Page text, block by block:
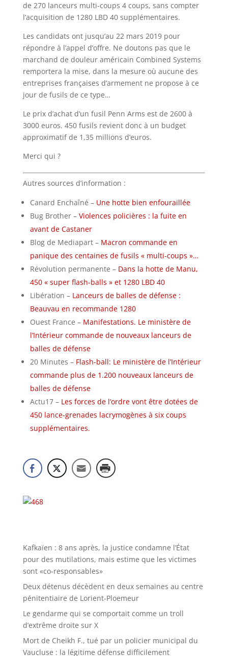
de 270 lanceurs multi-coups 4 coups, sans compter
l’acquisition de 1280 LBD 40 supplémentaires.
Les candidats ont jusqu’au 22 mars 2019 pour
répondre à l’appel d’offre. Ne doutons pas que le
marchand de douleur américain Combined Systems
remportera la mise, dans la mesure où aucune des
entreprises françaises d’armement ne propose à ce
jour de fusils de ce type…
Le prix d’achat d’un fusil Penn Arms est de 2600 à
3000 euros. 450 fusils revient donc à un budget
approximatif de 1,35 millions d’euros.
Merci qui ?
Autres sources d’information :
Canard Enchaîné – Une hotte bien enfouraillée
Bug Brother – Violences policières : la fuite en
avant de Castaner
Blog de Mediapart – Macron commande en
panique des centaines de fusils « multi-coups »…
Révolution permanente – Dans la hotte de Manu,
450 « super flash-balls » et 1280 LBD 40
Libération – Lanceurs de balles de défense :
Beauvau en recommande 1280
Ouest France – Manifestations. Le ministère de
l’Intérieur commande de nouveaux lanceurs de
balles de défense
20 Minutes – Flash-ball: Le ministère de l’Intérieur
commande plus de 1.200 nouveaux lanceurs de
balles de défense
Actu17 – Les forces de l’ordre vont être dotées de
450 lance-grenades lacrymogènes à six coups
supplémentaires.
Kafkaïen : 8 ans après, la justice condamne l’État
pour des mutilations, mais estime que les victimes
sont «co-responsables»
Deux détenus décèdent en deux semaines au centre
pénitentiaire de Lorient-Ploemeur
Le gendarme qui se comportait comme un troll
d’extrême droite sur X
Mort de Cheikh F., tué par un policier municipal du
Vaucluse : la légitime défense difficilement